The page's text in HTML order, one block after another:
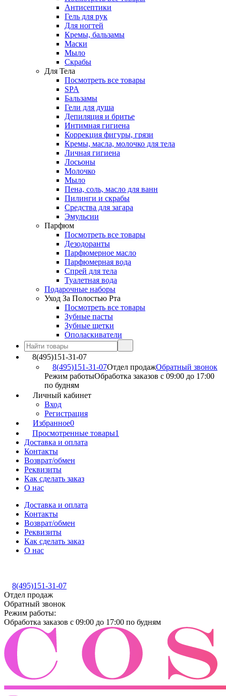
Антисептики
Гель для рук
Для ногтей
Кремы, бальзамы
Маски
Мыло
Скрабы
Для Тела
Посмотреть все товары
SPA
Бальзамы
Гели для душа
Депиляция и бритье
Интимная гигиена
Коррекция фигуры, грязи
Кремы, масла, молочко для тела
Личная гигиена
Лосьоны
Молочко
Мыло
Пена, соль, масло для ванн
Пилинги и скрабы
Средства для загара
Эмульсии
Парфюм
Посмотреть все товары
Дезодоранты
Парфюмерное масло
Парфюмерная вода
Спрей для тела
Туалетная вода
Подарочные наборы
Уход За Полостью Рта
Посмотреть все товары
Зубные пасты
Зубные щетки
Ополаскиватели
8(495)151-31-07
8(495)151-31-07Отдел продажОбратный звонок
Режим работыОбработка заказов с 09:00 до 17:00
по будням
Личный кабинет
Вход
Регистрация
Избранное0
Просмотренные товары1
Доставка и оплата
Контакты
Возврат/обмен
Реквизиты
Как сделать заказ
О нас
Доставка и оплата
Контакты
Возврат/обмен
Реквизиты
Как сделать заказ
О нас
8(495)151-31-07
Отдел продаж
Обратный звонок
Режим работы:
Обработка заказов с 09:00 до 17:00 по будням